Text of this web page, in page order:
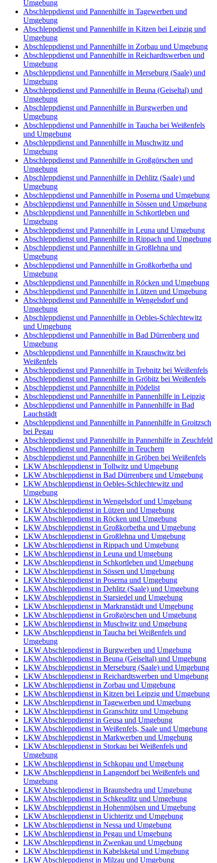
Umgebung
Abschleppdienst und Pannenhilfe in Tagewerben und
Umgebung
Abschleppdienst und Pannenhilfe in Kitzen bei Leipzig und
Umgebung
Abschleppdienst und Pannenhilfe in Zorbau und Umgebung
Abschleppdienst und Pannenhilfe in Reichardtswerben und
Umgebung
Abschleppdienst und Pannenhilfe in Merseburg (Saale) und
Umgebung
Abschleppdienst und Pannenhilfe in Beuna (Geiseltal) und
Umgebung
Abschleppdienst und Pannenhilfe in Burgwerben und
Umgebung
Abschleppdienst und Pannenhilfe in Taucha bei Weißenfels
und Umgebung
Abschleppdienst und Pannenhilfe in Muschwitz und
Umgebung
Abschleppdienst und Pannenhilfe in Großgörschen und
Umgebung
Abschleppdienst und Pannenhilfe in Dehlitz (Saale) und
Umgebung
Abschleppdienst und Pannenhilfe in Poserna und Umgebung
Abschleppdienst und Pannenhilfe in Sössen und Umgebung
Abschleppdienst und Pannenhilfe in Schkortleben und
Umgebung
Abschleppdienst und Pannenhilfe in Leuna und Umgebung
Abschleppdienst und Pannenhilfe in Rippach und Umgebung
Abschleppdienst und Pannenhilfe in Großlehna und
Umgebung
Abschleppdienst und Pannenhilfe in Großkorbetha und
Umgebung
Abschleppdienst und Pannenhilfe in Röcken und Umgebung
Abschleppdienst und Pannenhilfe in Lützen und Umgebung
Abschleppdienst und Pannenhilfe in Wengelsdorf und
Umgebung
Abschleppdienst und Pannenhilfe in Oebles-Schlechtewitz
und Umgebung
Abschleppdienst und Pannenhilfe in Bad Dürrenberg und
Umgebung
Abschleppdienst und Pannenhilfe in Krauschwitz bei
Weißenfels
Abschleppdienst und Pannenhilfe in Trebnitz bei Weißenfels
Abschleppdienst und Pannenhilfe in Gröbitz bei Weißenfels
Abschleppdienst und Pannenhilfe in Pödelist
Abschleppdienst und Pannenhilfe in Pannenhilfe in Leipzig
Abschleppdienst und Pannenhilfe in Pannenhilfe in Bad
Lauchstädt
Abschleppdienst und Pannenhilfe in Pannenhilfe in Groitzsch
bei Pegau
Abschleppdienst und Pannenhilfe in Pannenhilfe in Zeuchfeld
Abschleppdienst und Pannenhilfe in Teuchern
Abschleppdienst und Pannenhilfe in Gröben bei Weißenfels
LKW Abschleppdienst in Tollwitz und Umgebung
LKW Abschleppdienst in Bad Dürrenberg und Umgebung
LKW Abschleppdienst in Oebles-Schlechtewitz und
Umgebung
LKW Abschleppdienst in Wengelsdorf und Umgebung
LKW Abschleppdienst in Lützen und Umgebung
LKW Abschleppdienst in Röcken und Umgebung
LKW Abschleppdienst in Großkorbetha und Umgebung
LKW Abschleppdienst in Großlehna und Umgebung
LKW Abschleppdienst in Rippach und Umgebung
LKW Abschleppdienst in Leuna und Umgebung
LKW Abschleppdienst in Schkortleben und Umgebung
LKW Abschleppdienst in Sössen und Umgebung
LKW Abschleppdienst in Poserna und Umgebung
LKW Abschleppdienst in Dehlitz (Saale) und Umgebung
LKW Abschleppdienst in Starsiedel und Umgebung
LKW Abschleppdienst in Markranstädt und Umgebung
LKW Abschleppdienst in Großgörschen und Umgebung
LKW Abschleppdienst in Muschwitz und Umgebung
LKW Abschleppdienst in Taucha bei Weißenfels und
Umgebung
LKW Abschleppdienst in Burgwerben und Umgebung
LKW Abschleppdienst in Beuna (Geiseltal) und Umgebung
LKW Abschleppdienst in Merseburg (Saale) und Umgebung
LKW Abschleppdienst in Reichardtswerben und Umgebung
LKW Abschleppdienst in Zorbau und Umgebung
LKW Abschleppdienst in Kitzen bei Leipzig und Umgebung
LKW Abschleppdienst in Tagewerben und Umgebung
LKW Abschleppdienst in Granschütz und Umgebung
LKW Abschleppdienst in Geusa und Umgebung
LKW Abschleppdienst in Weißenfels, Saale und Umgebung
LKW Abschleppdienst in Markwerben und Umgebung
LKW Abschleppdienst in Storkau bei Weißenfels und
Umgebung
LKW Abschleppdienst in Schkopau und Umgebung
LKW Abschleppdienst in Langendorf bei Weißenfels und
Umgebung
LKW Abschleppdienst in Braunsbedra und Umgebung
LKW Abschleppdienst in Schkeuditz und Umgebung
LKW Abschleppdienst in Hohenmölsen und Umgebung
LKW Abschleppdienst in Uichteritz und Umgebung
LKW Abschleppdienst in Nessa und Umgebung
LKW Abschleppdienst in Pegau und Umgebung
LKW Abschleppdienst in Zwenkau und Umgebung
LKW Abschleppdienst in Kabelsketal und Umgebung
LKW Abschleppdienst in Milzau und Umgebung